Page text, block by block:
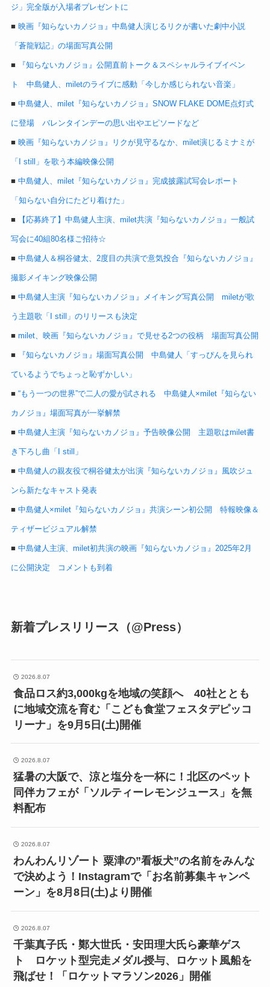
ジ」完全版が入場者プレゼントに
■ 映画『知らないカノジョ』中島健人演じるリクが書いた劇中小説
「蒼龍戦記」の場面写真公開
■ 『知らないカノジョ』公開直前トーク＆スペシャルライブイベン
ト 中島健人、miletのライブに感動「今しか感じられない音楽」
■ 中島健人、milet『知らないカノジョ』SNOW FLAKE DOME点灯式
に登場 バレンタインデーの思い出やエピソードなど
■ 映画『知らないカノジョ』リクが見守るなか、milet演じるミナミが
「I still」を歌う本編映像公開
■ 中島健人、milet『知らないカノジョ』完成披露試写会レポート
「知らない自分にたどり着けた」
■ 【応募終了】中島健人主演、milet共演『知らないカノジョ』一般試
写会に40組80名様ご招待☆
■ 中島健人＆桐谷健太、2度目の共演で意気投合『知らないカノジョ』
撮影メイキング映像公開
■ 中島健人主演『知らないカノジョ』メイキング写真公開 miletが歌
う主題歌「I still」のリリースも決定
■ milet、映画『知らないカノジョ』で見せる2つの役柄 場面写真公開
■ 『知らないカノジョ』場面写真公開 中島健人「すっぴんを見られ
ているようでちょっと恥ずかしい」
■ “もう一つの世界”で二人の愛が試される 中島健人×milet『知らない
カノジョ』場面写真が一挙解禁
■ 中島健人主演『知らないカノジョ』予告映像公開 主題歌はmilet書
き下ろし曲「I still」
■ 中島健人の親友役で桐谷健太が出演『知らないカノジョ』風吹ジュ
ンら新たなキャスト発表
■ 中島健人×milet『知らないカノジョ』共演シーン初公開 特報映像＆
ティザービジュアル解禁
■ 中島健人主演、milet初共演の映画『知らないカノジョ』2025年2月
に公開決定 コメントも到着
新着プレスリリース（@Press）
2026.8.07
食品ロス約3,000kgを地域の笑顔へ 40社ととも
に地域交流を育む「こども食堂フェスタデピッコ
リーナ」を9月5日(土)開催
2026.8.07
猛暑の大阪で、涼と塩分を一杯に！北区のペット
同伴カフェが「ソルティーレモンジュース」を無
料配布
2026.8.07
わんわんリゾート 粟津の”看板犬”の名前をみんな
で決めよう！Instagramで「お名前募集キャンペ
ーン」を8月8日(土)より開催
2026.8.07
千葉真子氏・鄭大世氏・安田理大氏ら豪華ゲス
ト ロケット型完走メダル授与、ロケット風船を
飛ばせ！「ロケットマラソン2026」開催